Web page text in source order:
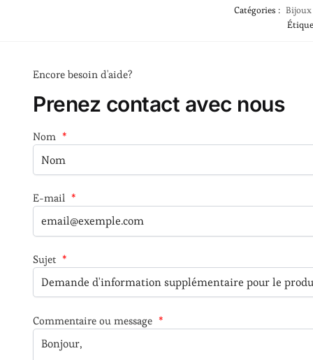
Catégories : Bijoux
Encore besoin d'aide?
Prenez contact avec nous
Nom *
E-mail *
Sujet *
Commentaire ou message *